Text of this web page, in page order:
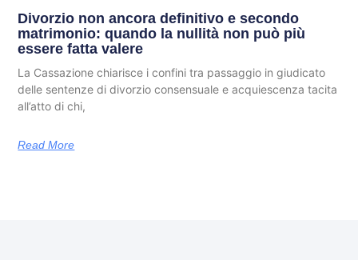
Divorzio non ancora definitivo e secondo
matrimonio: quando la nullità non può più
essere fatta valere
La Cassazione chiarisce i confini tra passaggio in giudicato
delle sentenze di divorzio consensuale e acquiescenza tacita
all’atto di chi,
Read More